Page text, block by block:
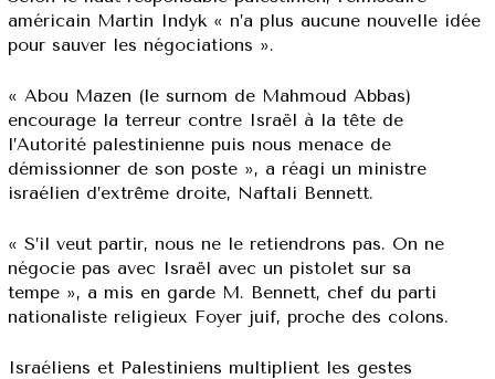
américain Martin Indyk « n’a plus aucune nouvelle idée
pour sauver les négociations ».
« Abou Mazen (le surnom de Mahmoud Abbas)
encourage la terreur contre Israël à la tête de
l’Autorité palestinienne puis nous menace de
démissionner de son poste », a réagi un ministre
israélien d’extrême droite, Naftali Bennett.
« S’il veut partir, nous ne le retiendrons pas. On ne
négocie pas avec Israël avec un pistolet sur sa
tempe », a mis en garde M. Bennett, chef du parti
nationaliste religieux Foyer juif, proche des colons.
Israéliens et Palestiniens multiplient les gestes